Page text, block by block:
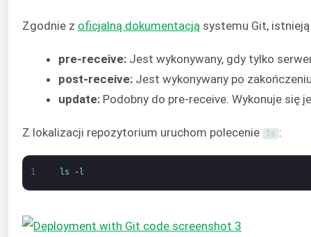
Zgodnie z oficjalną dokumentacją systemu Git,
pre-receive: Jest wykonywany, gdy tylko
post-receive: Jest wykonywany po
update: Podobny do pre-receive. Wykonuje się
Z lokalizacji repozytorium uruchom polecenie ls :
1 ls - l